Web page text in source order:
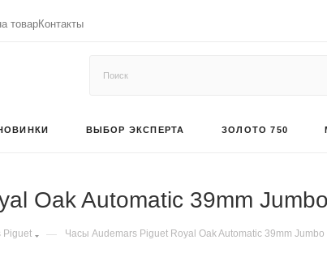
товарКонтакты
ВЫБОР ЭКСПЕРТА ЗОЛОТО 750
Oak Automatic 39mm
Piguet — Часы Audemars Piguet Royal Oak Automatic 39mm Jumbo